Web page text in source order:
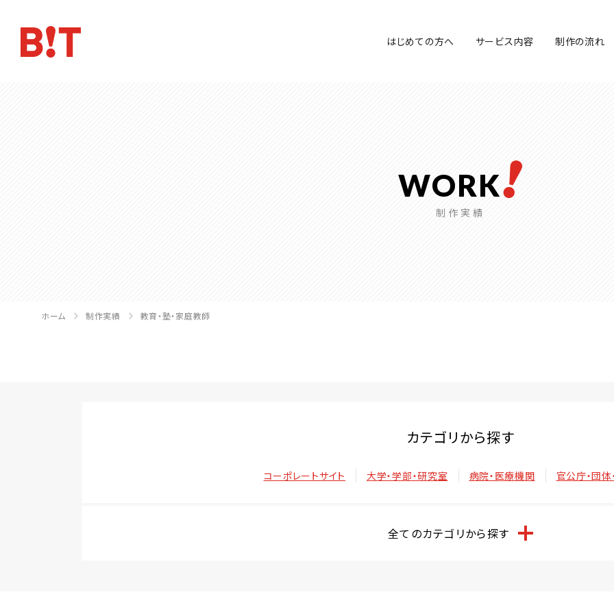
はじめての方へ サービス内容 制作の流れ
WORK
制作実績
ホーム 制作実績 教育・塾・家庭教師
カテゴリから探す
コーポレートサイト 大学・学部・研究室 病院・医療機関 官公庁・団
全てのカテゴリから探す